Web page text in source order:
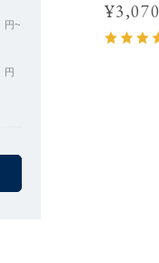
円~
円
¥3,070